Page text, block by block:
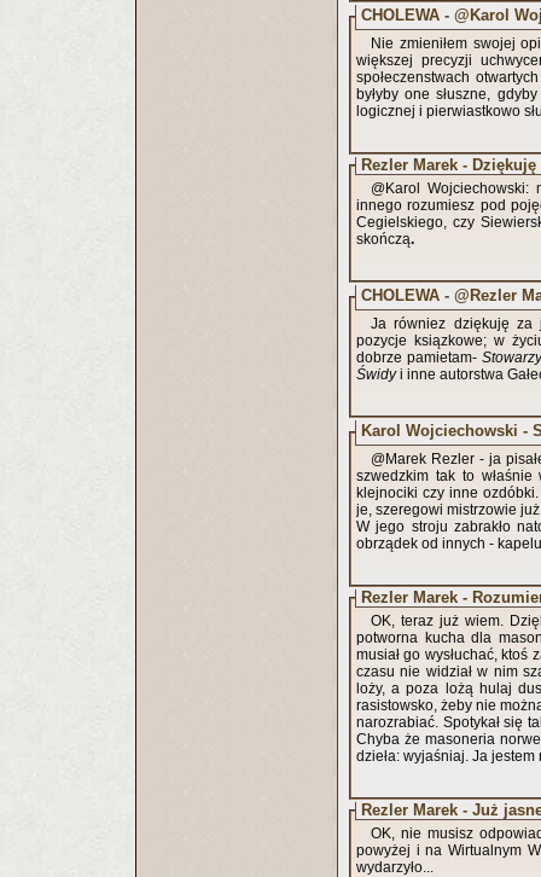
CHOLEWA - @Karol
Nie zmieniłem swojej
większej precyzji
społeczenstwach
byłyby one słuszne,
logicznej i pierwiastkowo
Rezler Marek - Dziękuję
@Karol
innego rozumiesz pod
Cegielskiego, czy
skończą.
CHOLEWA - @Rezler
Ja równiez dziękuję za
pozycje ksiązkowe; w
dobrze pamietam-
Świdyi inne autorstwa
Karol Wojciechowski -
@Marek Rezler - ja
szwedzkim tak to
klejnociki czy inne
je, szeregowi mistrzowie
W jego stroju zabrakło
obrządek od innych -
Rezler Marek -
OK, teraz już wiem.
potworna kucha dla
musiał go wysłuchać, ktoś
czasu nie widział w nim
loży, a poza lożą hulaj
rasistowsko, żeby nie
narozrabiać. Spotykał się
Chyba że masoneria
dzieła: wyjaśniaj. Ja jestem
Rezler Marek - Już
OK, nie musisz
powyżej i na Wirtualnym
wydarzyło...